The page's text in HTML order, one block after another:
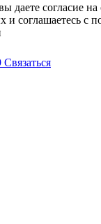
даете согласие на
и соглашаетесь с
Связаться